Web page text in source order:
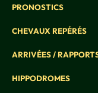
PRONOSTICS
CHEVAUX REPÉRÉS
ARRIVÉES /
HIPPODROMES